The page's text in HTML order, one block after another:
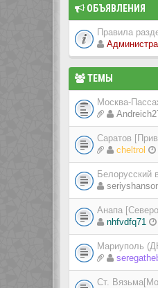
ОБЪЯВЛЕНИЯ
Правила
ТЕМЫ
Москва-
Саратов
cheltrol
Белорусский
Анапа
nhfvdfq71
Мариуполь
Ст.